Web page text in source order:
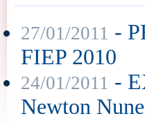
27/01/2011 -
FIEP 2010
24/01/2011 -
Newton